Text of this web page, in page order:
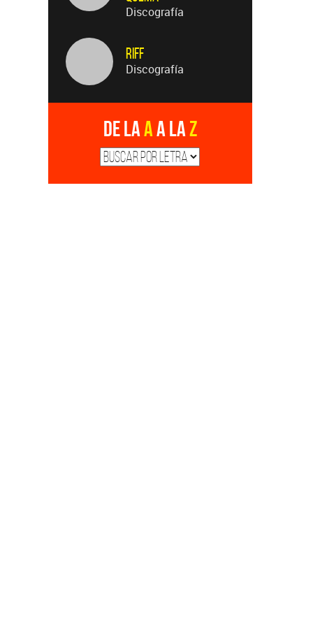
Discografía
Riff
Discografía
De laAa laZ